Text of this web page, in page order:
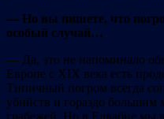
— Но вы пишете, что
особый случай…
— Да, это не напоминало
Европе с XIX века есть
Типичный погром всегда
убийств и гораздо